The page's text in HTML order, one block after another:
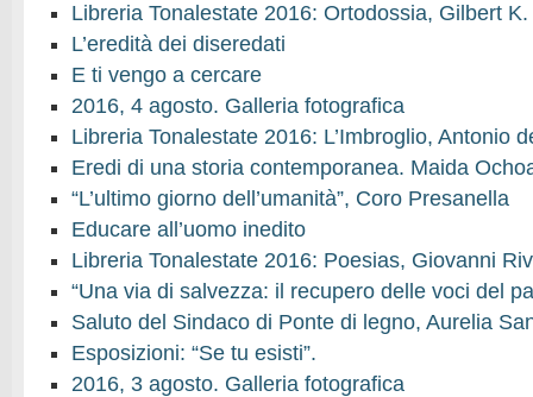
Libreria Tonalestate 2016: Ortodossia, Gilbert
L’eredità dei diseredati
E ti vengo a cercare
2016, 4 agosto. Galleria fotografica
Libreria Tonalestate 2016: L’Imbroglio, Antonio
Eredi di una storia contemporanea. Maida
“L’ultimo giorno dell’umanità”, Coro Presanella
Educare all’uomo inedito
Libreria Tonalestate 2016: Poesias, Giovanni
“Una via di salvezza: il recupero delle voci del
Saluto del Sindaco di Ponte di legno, Aurelia
Esposizioni: “Se tu esisti”.
2016, 3 agosto. Galleria fotografica